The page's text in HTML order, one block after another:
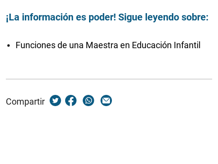
¡La información es poder! Sigue leyendo sobre:
Funciones de una Maestra en Educación Infantil
Compartir